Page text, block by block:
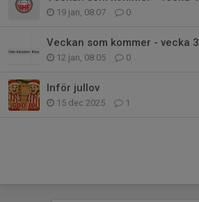
19 jan, 08:07 0
Veckan som kommer - vecka 3
12 jan, 08:05 0
Inför jullov
15 dec 2025 1